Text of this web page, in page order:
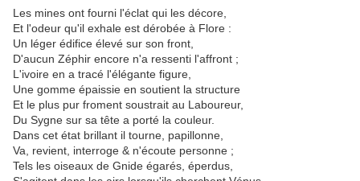
Les mines ont fourni l'éclat qui les décore,
Et l'odeur qu'il exhale est dérobée à Flore :
Un léger édifice élevé sur son front,
D'aucun Zéphir encore n'a ressenti l'affront ;
L'ivoire en a tracé l'élégante figure,
Une gomme épaissie en soutient la structure
Et le plus pur froment soustrait au Laboureur,
Du Sygne sur sa tête a porté la couleur.
Dans cet état brillant il tourne, papillonne,
Va, revient, interroge & n'écoute personne ;
Tels les oiseaux de Gnide égarés, éperdus,